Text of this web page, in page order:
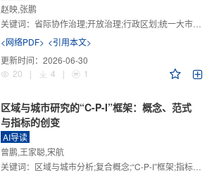
赵映,张鹏
关键词： 省际协作治理;开放治理;行政区划;统一大市场;新发展格局
<网络PDF> <引用本文>
更新时间： 2026-06-30
20
| 4 | 1
区域与城市研究的“C-P-I”框架：概念、范式
与指标的创变
AI导读
曾鹏,王家聪,宋航
关键词： 区域与城市分析;复合概念;“C-P-I”框架;指标体系